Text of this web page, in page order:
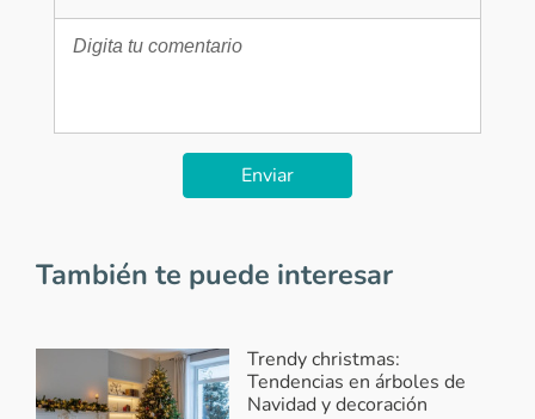
Enviar
También te puede interesar
Trendy christmas:
Tendencias en árboles de
Navidad y decoración